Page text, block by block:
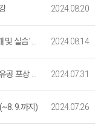
2024.08.20
[한국방사선진흥협회] (신규) 'GoldSim 개념이해 및 실습' 과정 안내 2024.08.14
【KARA 2024】방사선 과학기술 및 산업진흥 유공 포상 후보자 공모(~9.6(금) 자정까지) 2024.07.31
9.까지) 2024.07.26